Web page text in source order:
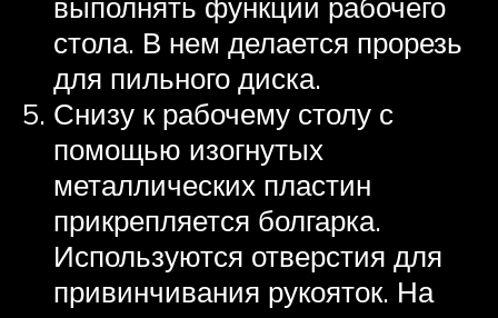
стола. В нем делается прорезь
для пильного диска.
Снизу к рабочему столу с
помощью изогнутых
металлических пластин
прикрепляется болгарка.
Используются отверстия для
привинчивания рукояток. На